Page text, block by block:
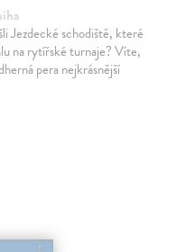
Jezdecké schodiště, které
na rytířské turnaje? Víte,
pera nejkrásnější